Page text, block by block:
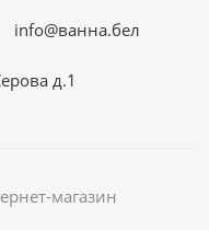
info@ванна.бел
д.1
магазин